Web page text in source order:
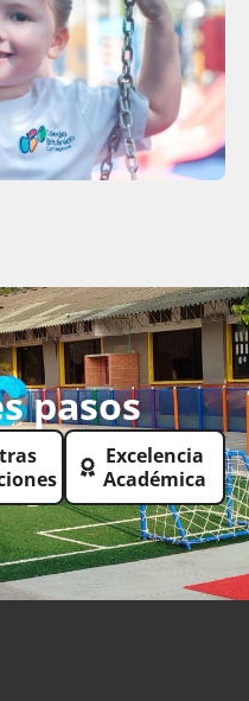
pasos
Excelencia
Académica